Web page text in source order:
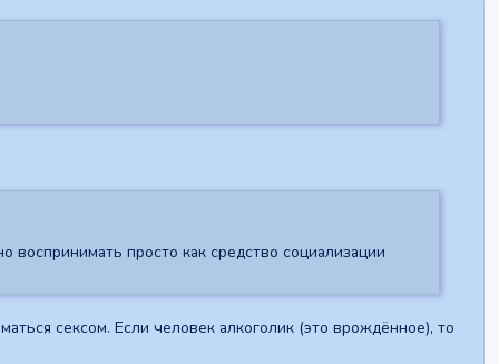
просто как средство социализации
сексом. Если человек алкоголик (это врождённое), то